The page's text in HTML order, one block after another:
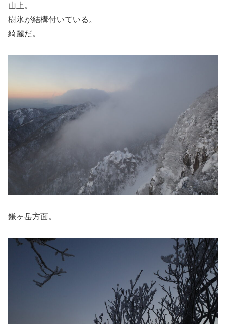
山上。
樹氷が結構付いている。
綺麗だ。
鎌ヶ岳方面。